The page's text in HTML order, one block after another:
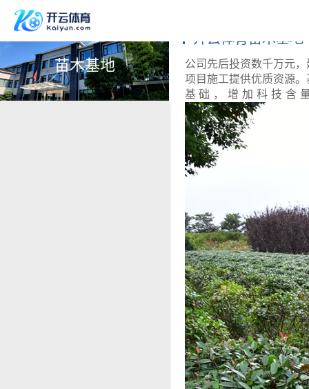
苗木基地
开云体育苗木基地
公司先后投资数千万元
项目施工提供优质资源
基础，增加科技含